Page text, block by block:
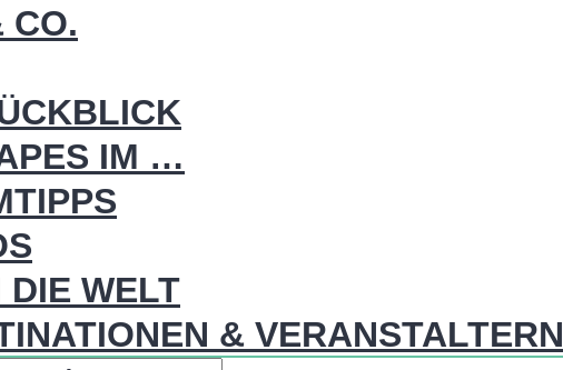
CO.
IM …
DIE WELT
& VERANSTALTERN